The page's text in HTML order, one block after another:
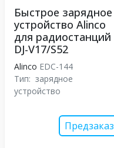
Быстрое зарядное
устройство Alinco
для радиостанций
DJ-V17/S52
Alinco EDC-144
Тип: зарядное
устройство
Предзаказ